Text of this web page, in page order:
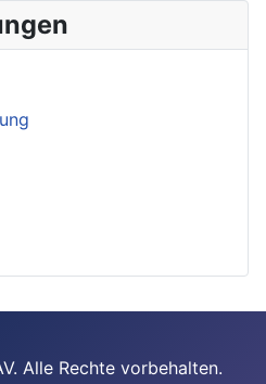
Alle Rechte vorbehalten.